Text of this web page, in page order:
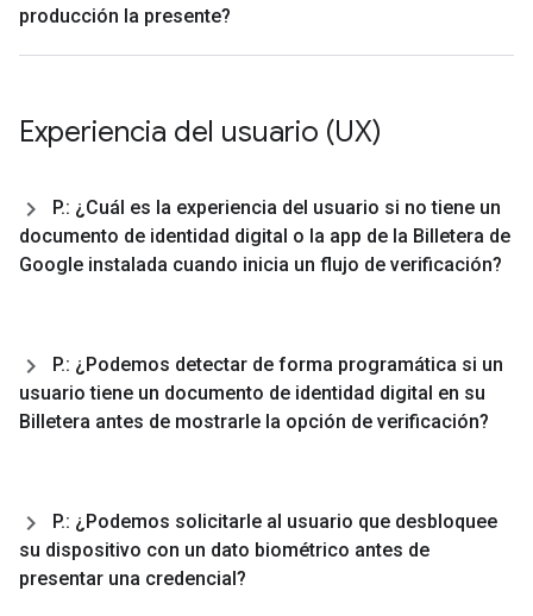
producción la presente?
Experiencia del usuario (UX)
P.: ¿Cuál es la experiencia del usuario si no tiene un
documento de identidad digital o la app de la Billetera de
Google instalada cuando inicia un flujo de verificación?
P.: ¿Podemos detectar de forma programática si un
usuario tiene un documento de identidad digital en su
Billetera antes de mostrarle la opción de verificación?
P.: ¿Podemos solicitarle al usuario que desbloquee
su dispositivo con un dato biométrico antes de
presentar una credencial?